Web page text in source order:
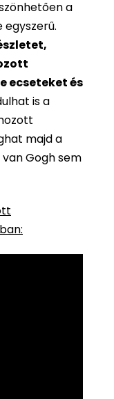
a
ecseteket és
is a
majd a
Gogh sem